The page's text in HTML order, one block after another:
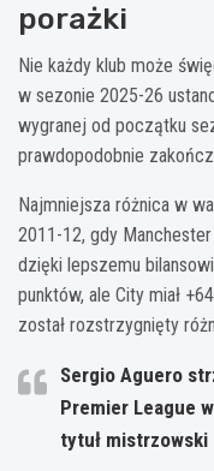
porażki
Nie każdy klub może
w sezonie 2025-26
wygranej od początku
prawdopodobnie
Najmniejsza różnica w
2011-12, gdy
dzięki lepszemu
punktów, ale City miał
został rozstrzygnięty
Sergio Aguero
Premier League
tytuł mistrzowski